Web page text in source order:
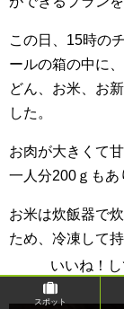
いいね！
この日、15時の
ールの箱の中に
どん、お米、お
した。
お肉が大きくて
一人分200ｇもあ
お米は炊飯器で
ため、冷凍して
スポット